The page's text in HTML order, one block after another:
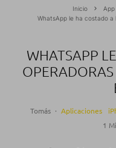
Inicio
WhatsApp le ha costado a
WHATSAPP
Tomás · Aplicaciones
1